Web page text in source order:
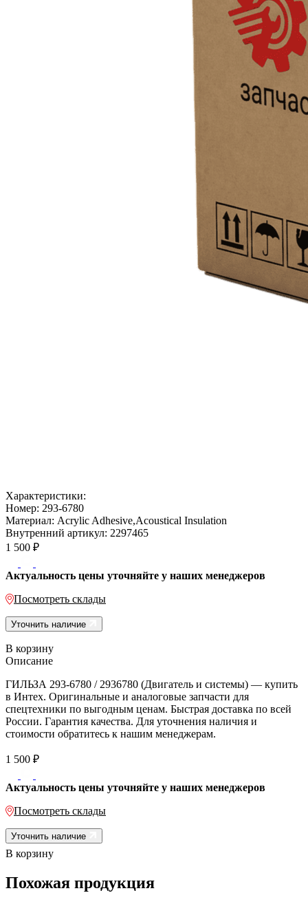
Характеристики:
Номер: 293-6780
Материал: Acrylic Adhesive,Acoustical Insulation
Внутренний артикул: 2297465
1 500 ₽
Актуальность цены уточняйте у наших менеджеров
Посмотреть склады
Уточнить наличие
В корзину
Описание
ГИЛЬЗА 293-6780 / 2936780 (Двигатель и системы) — купить
в Интех. Оригинальные и аналоговые запчасти для
спецтехники по выгодным ценам. Быстрая доставка по всей
России. Гарантия качества. Для уточнения наличия и
стоимости обратитесь к нашим менеджерам.
1 500 ₽
Актуальность цены уточняйте у наших менеджеров
Посмотреть склады
Уточнить наличие
В корзину
Похожая продукция